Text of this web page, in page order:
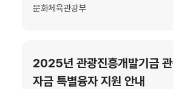
문화체육관광부
2025년 관광진흥개발기금
자금 특별융자 지원 안내